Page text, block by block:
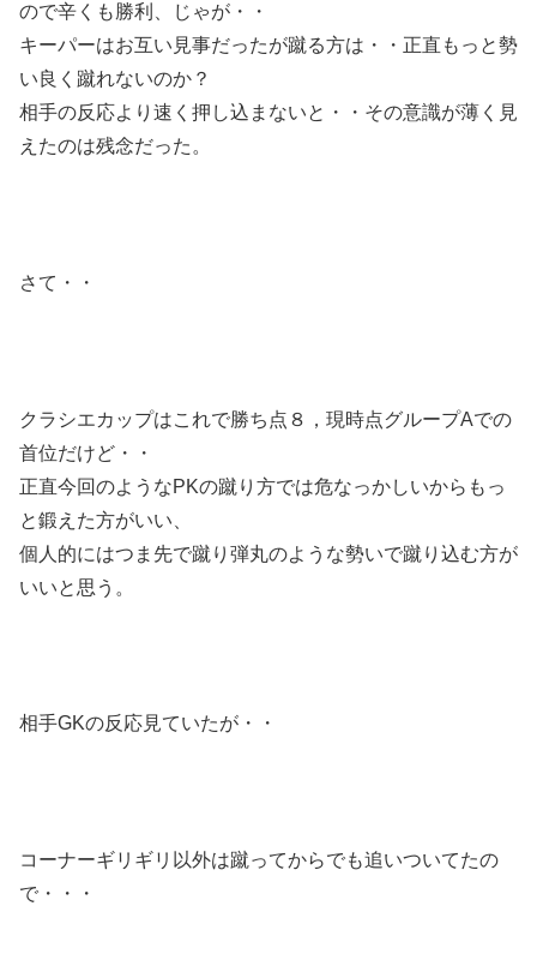
ので辛くも勝利、じゃが・・
キーパーはお互い見事だったが蹴る方は・・正直もっと勢
い良く蹴れないのか？
相手の反応より速く押し込まないと・・その意識が薄く見
えたのは残念だった。
さて・・
クラシエカップはこれで勝ち点８，現時点グループAでの
首位だけど・・
正直今回のようなPKの蹴り方では危なっかしいからもっ
と鍛えた方がいい、
個人的にはつま先で蹴り弾丸のような勢いで蹴り込む方が
いいと思う。
相手GKの反応見ていたが・・
コーナーギリギリ以外は蹴ってからでも追いついてたの
で・・・